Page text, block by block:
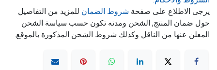
يرجى الاطلاع على صفحة شروط الضمان للمزيد من التفاصيل
حول ضمان المنتج, الشحن ومدته تكون حسب سياسة الشحن
المعلن عنها من الناقل وكذلك شروط الشحن المذكورة بالموقع.